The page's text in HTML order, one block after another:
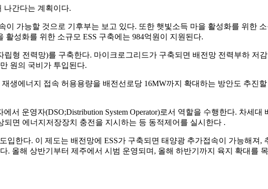
나간다는 계획이다.
이 가능할 것으로 기후부는 보고 있다. 또한 햇빛소득 마을 활성화를 위한
성화를 위한 소규모 ESS 구축에는 984억원이 지원된다.
형 전력망)를 구축한다. 마이크로그리드가 구축되면 배전망 전력부하 저
원의 국비가 투입된다.
생에너지 접속 허용용량을 배전선로당 16MW까지 확대하는 방안도 추진
운영자(DSO;Distribution System Operator)로서 역할을 수행한다. 차세대
면 에너지저장장치 충전을 지시하는 등 동적제어를 실시한다 .
입한다. 이 제도는 배전망에 ESS가 구축되면 태양광 추가접속이 가능해져,
. 올해 상반기부터 제주에서 시범 운영되며, 올해 하반기까지 육지 확대를